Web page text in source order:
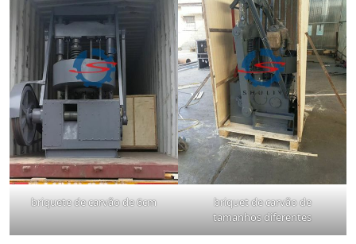
briquete de carvão de 6cm
briquet de carvão de
tamanhos diferentes